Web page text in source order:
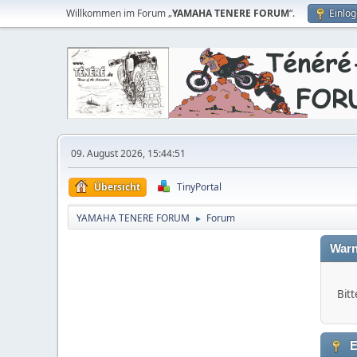
Willkommen im Forum „YAMAHA TENERE FORUM“.
09. August 2026, 15:44:51
Übersicht TinyPortal
YAMAHA TENERE FORUM ► Forum